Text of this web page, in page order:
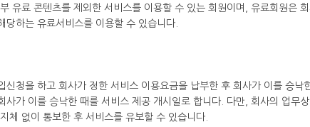
유료 콘텐츠를 제외한 서비스를 이용할 수 있는 회원이며, 유료회원은
당하는 유료서비스를 이용할 수 있습니다.
청을 하고 회사가 정한 서비스 이용요금을 납부한 후 회사가 이를 승낙
사가 이를 승낙한 때를 서비스 제공 개시일로 합니다. 다만, 회사의 업무
체 없이 통보한 후 서비스를 유보할 수 있습니다.